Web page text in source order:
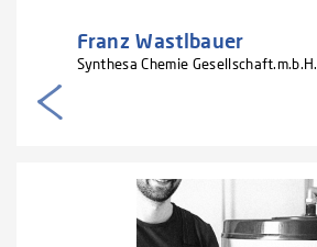
Franz Wastlbauer
Synthesa Chemie Gesellschaft.m.b.H.